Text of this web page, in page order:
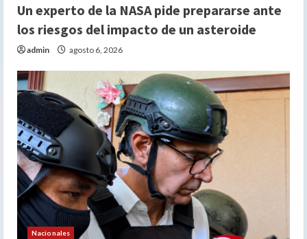
Un experto de la NASA pide prepararse ante
los riesgos del impacto de un asteroide
admin agosto 6, 2026
Nacionales